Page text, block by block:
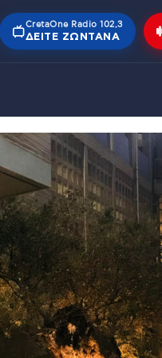
CretaOne Radio 102,3
ΔΕΊΤΕ ΖΩΝΤΑΝΆ